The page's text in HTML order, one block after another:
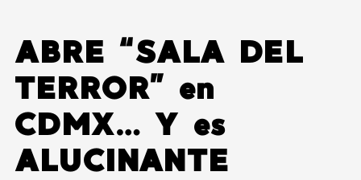
ABRE “SALA DEL
TERROR” en
CDMX… Y es
ALUCINANTE